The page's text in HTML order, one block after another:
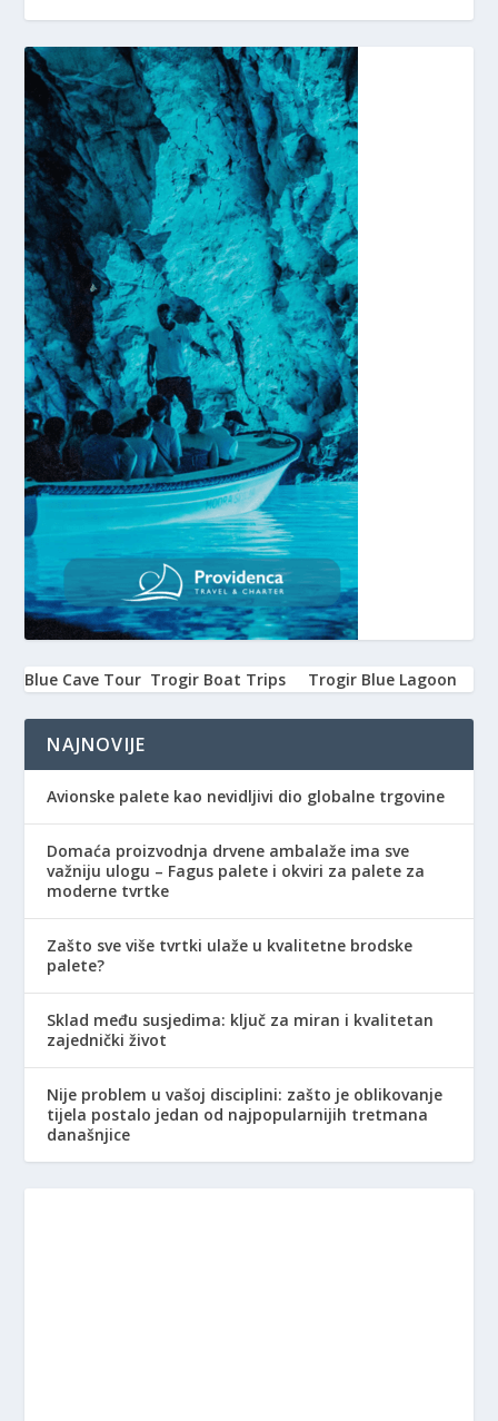
Blue Cave Tour Trogir Boat Trips Trogir Blue Lagoon
NAJNOVIJE
Avionske palete kao nevidljivi dio globalne trgovine
Domaća proizvodnja drvene ambalaže ima sve
važniju ulogu – Fagus palete i okviri za palete za
moderne tvrtke
Zašto sve više tvrtki ulaže u kvalitetne brodske
palete?
Sklad među susjedima: ključ za miran i kvalitetan
zajednički život
Nije problem u vašoj disciplini: zašto je oblikovanje
tijela postalo jedan od najpopularnijih tretmana
današnjice